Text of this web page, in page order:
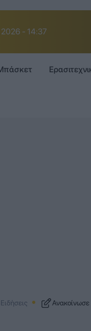
- 14:37
Ανακοίνωσε